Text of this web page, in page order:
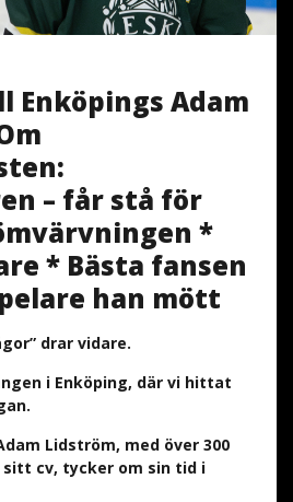
Enköpings Adam
– får stå för
*
* Bästa fansen
han mött
drar vidare.
i Enköping, där vi hittat
Lidström, med över 300
cv, tycker om sin tid i